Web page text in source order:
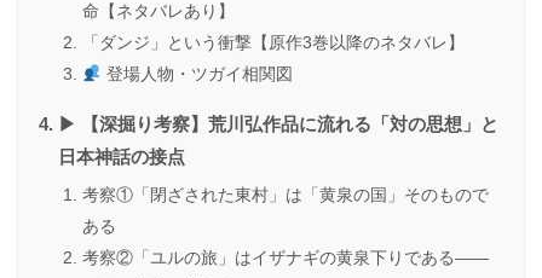
命【ネタバレあり】
「ダンジ」という衝撃【原作3巻以降のネタバレ】
登場人物・ツガイ相関図
▶ 【深掘り考察】荒川弘作品に流れる「対の思想」と
日本神話の接点
考察①「閉ざされた東村」は「黄泉の国」そのもので
ある
考察②「ユルの旅」はイザナギの黄泉下りである――